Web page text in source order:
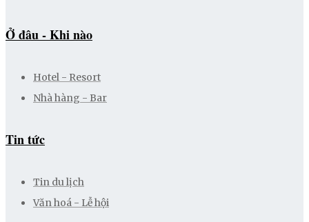
Ở đâu - Khi nào
Hotel - Resort
Nhà hàng - Bar
Tin tức
Tin du lịch
Văn hoá - Lễ hội